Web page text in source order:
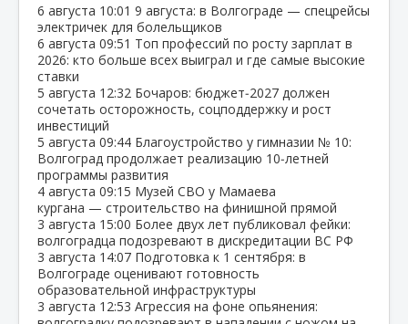
6 августа 10:01 9 августа: в Волгограде — спецрейсы
электричек для болельщиков
6 августа 09:51 Топ профессий по росту зарплат в
2026: кто больше всех выиграл и где самые высокие
ставки
5 августа 12:32 Бочаров: бюджет‑2027 должен
сочетать осторожность, соцподдержку и рост
инвестиций
5 августа 09:44 Благоустройство у гимназии № 10:
Волгоград продолжает реализацию 10‑летней
программы развития
4 августа 09:15 Музей СВО у Мамаева
кургана — строительство на финишной прямой
3 августа 15:00 Более двух лет публиковал фейки:
волгоградца подозревают в дискредитации ВС РФ
3 августа 14:07 Подготовка к 1 сентября: в
Волгограде оценивают готовность
образовательной инфраструктуры
3 августа 12:53 Агрессия на фоне опьянения: